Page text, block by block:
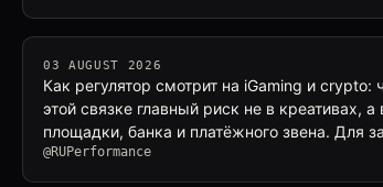
03 AUGUST 2026
Как регулятор смотрит на iGaming и
этой связке главный риск не в креативах,
площадки, банка и платёжного звена. Для
@RUPerformance